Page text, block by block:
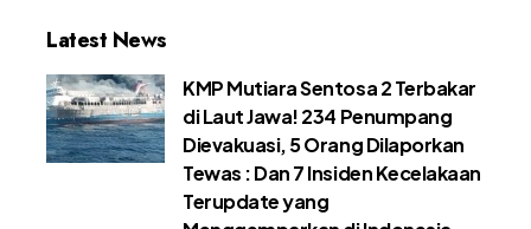
Latest News
KMP Mutiara Sentosa 2 Terbakar
di Laut Jawa! 234 Penumpang
Dievakuasi, 5 Orang Dilaporkan
Tewas : Dan 7 Insiden Kecelakaan
Terupdate yang